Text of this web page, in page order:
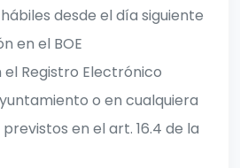
desde el día siguiente
en el BOE
el Registro Electrónico
o en cualquiera
en el art. 16.4 de la